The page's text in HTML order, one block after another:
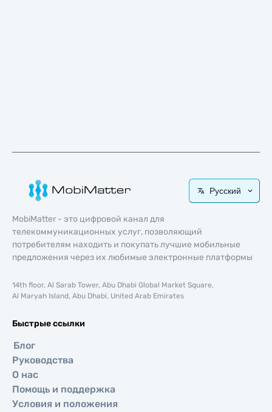
Русский
MobiMatter - это цифровой канал для
телекоммуникационных услуг, позволяющий
потребителям находить и покупать лучшие мобильные
предложения через их любимые электронные платформы
14th floor, Al Sarab Tower, Abu Dhabi Global Market Square,
Al Maryah Island, Abu Dhabi, United Arab Emirates
Быстрые ссылки
Блог
Руководства
О нас
Помощь и поддержка
Условия и положения